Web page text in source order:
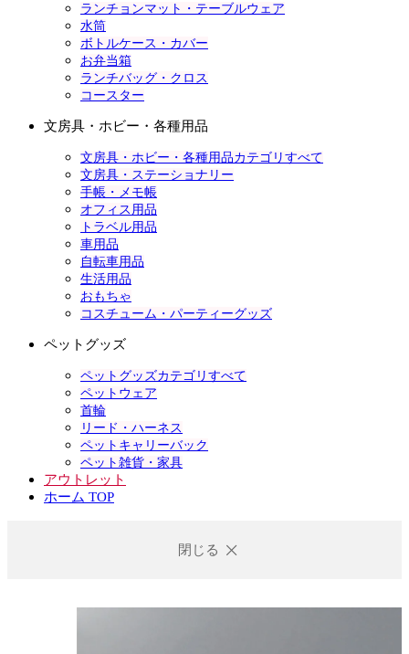
ランチョンマット・テーブルウェア
水筒
ボトルケース・カバー
お弁当箱
ランチバッグ・クロス
コースター
文房具・ホビー・各種用品
文房具・ホビー・各種用品カテゴリすべて
文房具・ステーショナリー
手帳・メモ帳
オフィス用品
トラベル用品
車用品
自転車用品
生活用品
おもちゃ
コスチューム・パーティーグッズ
ペットグッズ
ペットグッズカテゴリすべて
ペットウェア
首輪
リード・ハーネス
ペットキャリーバック
ペット雑貨・家具
アウトレット
ホーム TOP
閉じる